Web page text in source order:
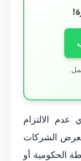
الالتزام
تعرض الشركات
الحكومية أو